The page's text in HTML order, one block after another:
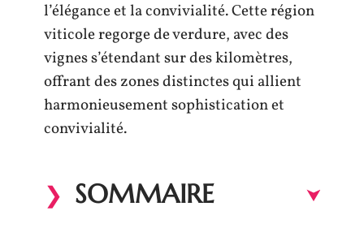
l’élégance et la convivialité. Cette région
viticole regorge de verdure, avec des
vignes s’étendant sur des kilomètres,
offrant des zones distinctes qui allient
harmonieusement sophistication et
convivialité.
SOMMAIRE